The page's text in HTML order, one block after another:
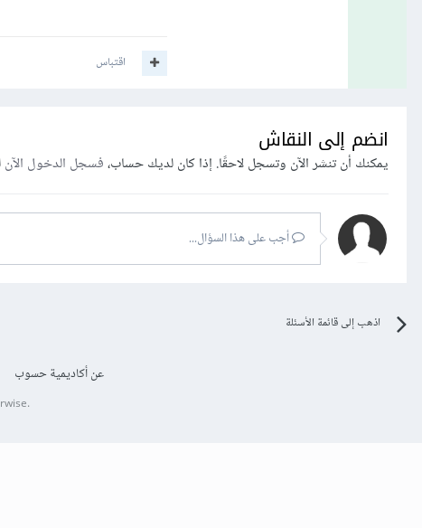
اقتباس
انضم إلى النقاش
يمكنك أن تنشر الآن وتسجل لاحقًا. إذا كان لديك حساب،فسجل الدخول الآن
أجب على هذا السؤال...
اذهب إلى قائمة الأسئلة
عن أكاديمية حسوب